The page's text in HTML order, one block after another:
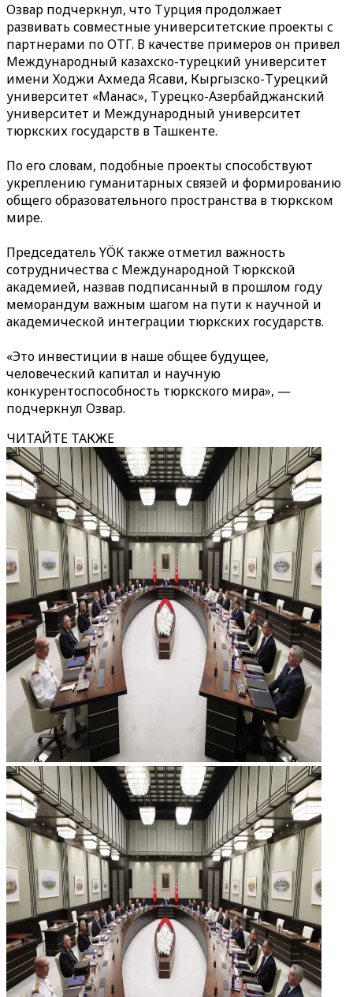
Озвар подчеркнул, что Турция продолжает
развивать совместные университетские проекты с
партнерами по ОТГ. В качестве примеров он привел
Международный казахско-турецкий университет
имени Ходжи Ахмеда Ясави, Кыргызско-Турецкий
университет «Манас», Турецко-Азербайджанский
университет и Международный университет
тюркских государств в Ташкенте.
По его словам, подобные проекты способствуют
укреплению гуманитарных связей и формированию
общего образовательного пространства в тюркском
мире.
Председатель YÖK также отметил важность
сотрудничества с Международной Тюркской
академией, назвав подписанный в прошлом году
меморандум важным шагом на пути к научной и
академической интеграции тюркских государств.
«Это инвестиции в наше общее будущее,
человеческий капитал и научную
конкурентоспособность тюркского мира», —
подчеркнул Озвар.
ЧИТАЙТЕ ТАКЖЕ